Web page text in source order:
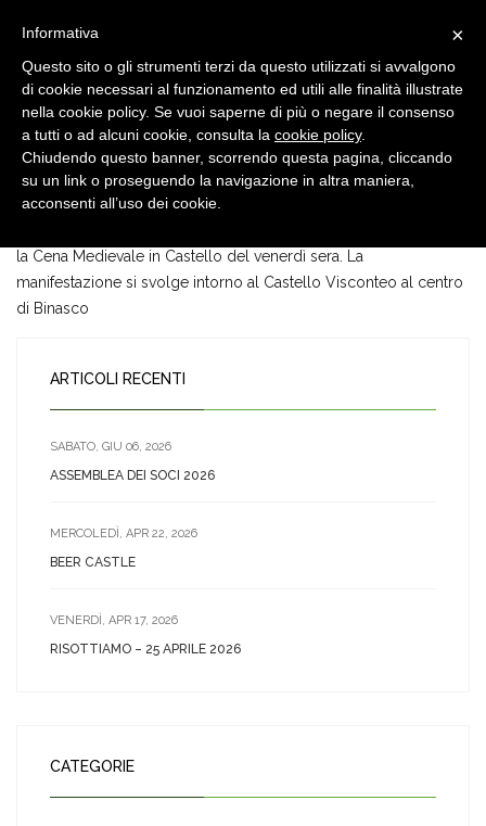
28 GEN, 2020
Giornata Storica VIII edizione
la Cena Medievale in Castello del venerdì sera. La
manifestazione si svolge intorno al Castello Visconteo al centro
di Binasco
ARTICOLI RECENTI
SABATO, GIU 06, 2026
ASSEMBLEA DEI SOCI 2026
MERCOLEDÌ, APR 22, 2026
BEER CASTLE
VENERDÌ, APR 17, 2026
RISOTTIAMO – 25 APRILE 2026
CATEGORIE
×
Informativa
Questo sito o gli strumenti terzi da questo utilizzati si avvalgono
di cookie necessari al funzionamento ed utili alle finalità illustrate
nella cookie policy. Se vuoi saperne di più o negare il consenso
a tutti o ad alcuni cookie, consulta la cookie policy.
Chiudendo questo banner, scorrendo questa pagina, cliccando
su un link o proseguendo la navigazione in altra maniera,
acconsenti all’uso dei cookie.